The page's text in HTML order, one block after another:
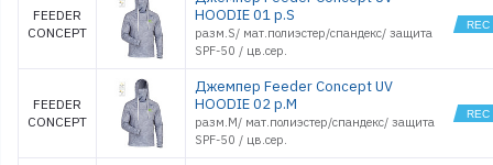
FEEDER
CONCEPT
HOODIE 01 р.S
разм.S/ мат.полиэстер/спандекс/ защита
SPF-50 / цв.cер.
FEEDER
CONCEPT
Джемпер Feeder Concept UV
HOODIE 02 р.M
разм.M/ мат.полиэстер/спандекс/ защита
SPF-50 / цв.cер.